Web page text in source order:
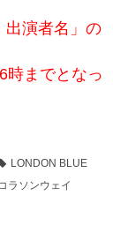
出演者名」の
時までとなっ
LONDON BLUE
ラソンウェイ